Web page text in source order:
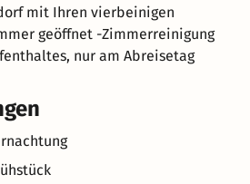
mit Ihren vierbeinigen
geöffnet -Zimmerreinigung
nur am Abreisetag